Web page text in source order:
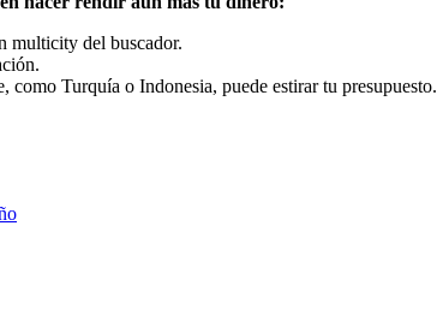
multicity del buscador.
como Turquía o Indonesia, puede estirar tu presupuesto.